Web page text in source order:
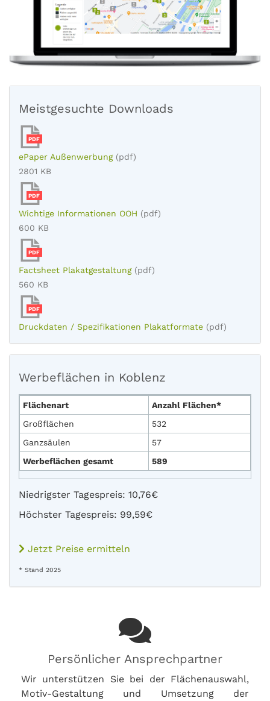
Meistgesuchte Downloads
PDF
ePaper Außenwerbung (pdf)
2801 KB
PDF
Wichtige Informationen OOH (pdf)
600 KB
PDF
Factsheet Plakatgestaltung (pdf)
560 KB
PDF
Druckdaten / Spezifikationen Plakatformate (pdf)
Werbeflächen in Koblenz
Flächenart
Anzahl Flächen*
Großflächen
532
Ganzsäulen
57
Werbeflächen gesamt
589
Niedrigster Tagespreis: 10,76€
Höchster Tagespreis: 99,59€
Jetzt Preise ermitteln
* Stand 2025
Persönlicher Ansprechpartner
Wir unterstützen Sie bei der Flächenauswahl,
Motiv-Gestaltung und Umsetzung der